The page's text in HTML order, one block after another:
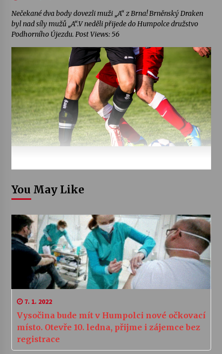
Nečekané dva body dovezli muži „A“ z Brna! Brněnský Draken
byl nad síly mužů „A“.V neděli přijede do Humpolce družstvo
Podhorního Újezdu. Post Views: 56
You May Like
7. 1. 2022
Vysočina bude mít v Humpolci nové očkovací
místo. Otevře 10. ledna, přijme i zájemce bez
registrace